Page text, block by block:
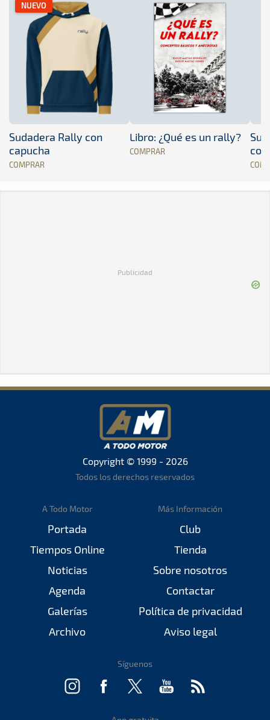
NUEVO
Sudadera Rally con
capucha
COMPRAR
Libro: ¿Qué es un rally?
COMPRAR
Publicidad
Copyright © 1999 - 2026
Todos los derechos reservados
A Todo Motor
Portada
Tiempos Online
Noticias
Agenda
Galerías
Archivo
Más Información
Club
Tienda
Sobre nosotros
Contactar
Política de privacidad
Aviso legal
Síguenos